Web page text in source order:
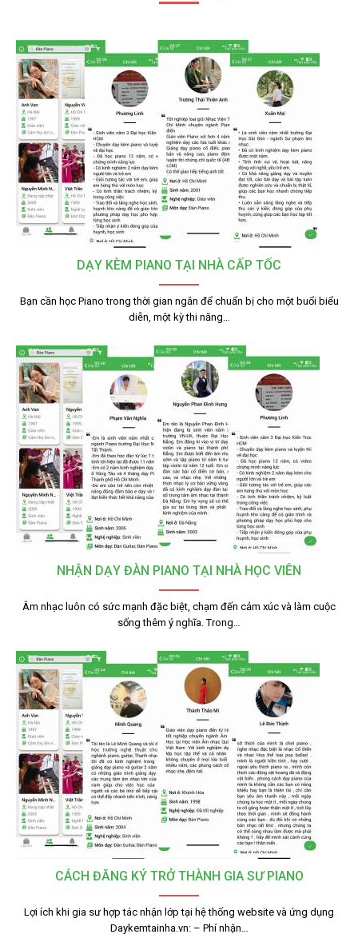
DẠY KÈM PIANO TẠI NHÀ CẤP TỐC
Bạn cần học Piano trong thời gian ngắn để chuẩn bị cho một buổi biểu
diễn, một kỳ thi năng…
NHẬN DẠY ĐÀN PIANO TẠI NHÀ HỌC VIÊN
Âm nhạc luôn có sức mạnh đặc biệt, chạm đến cảm xúc và làm cuộc
sống thêm ý nghĩa. Trong…
CÁCH ĐĂNG KÝ TRỞ THÀNH GIA SƯ PIANO
Lợi ích khi gia sư hợp tác nhận lớp tại hệ thống website và ứng dụng
Daykemtainha.vn: – Phí nhận…